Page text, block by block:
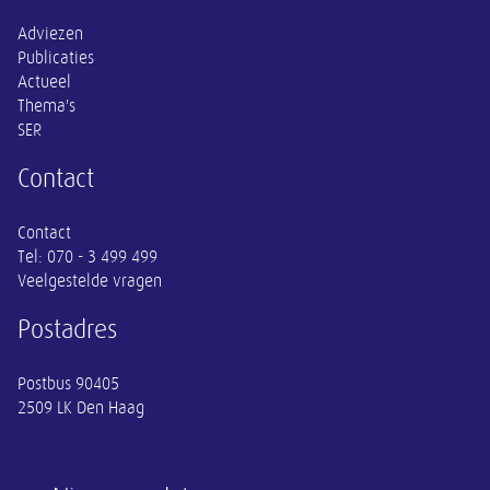
Adviezen
Publicaties
Actueel
Thema's
SER
Contact
Contact
Tel: 070 - 3 499 499
Veelgestelde vragen
Postadres
Postbus 90405
2509 LK Den Haag